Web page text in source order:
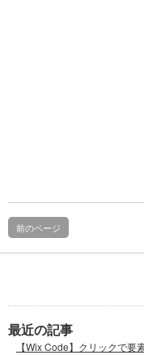
前のページ
最近の記事
【Wix Code】クリックで